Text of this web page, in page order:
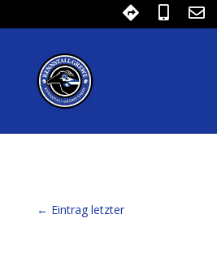
← Eintrag letzter